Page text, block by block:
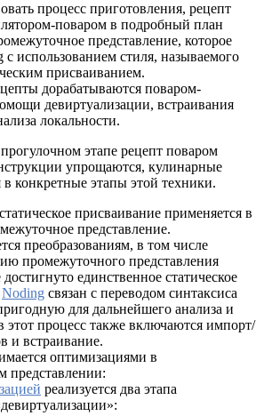
процесс приготовления, рецепт
поваром в подробный план
представление, которое
с использованием стиля, называемого
присваиванием.
дорабатываются поваром-
девиртуализации, встраивания
локальности.
этапе рецепт поваром
упрощаются, кулинарные
в конкретные этапы этой техники.
присваивание применяется в
представление.
преобразованиям, в том числе
промежуточного представления
единственное статическое
Noding связан с переводом синтаксиса
для дальнейшего анализа и
этот процесс также включаются импорт/
и встраивание.
оптимизациями в
представлении:
реализуется два этапа